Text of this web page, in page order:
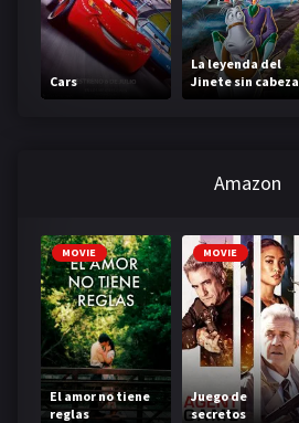
Cars
La leyenda del
Jinete sin cabeza
Amazon
MOVIE
El amor no tiene
reglas
MOVIE
Juego de
secretos